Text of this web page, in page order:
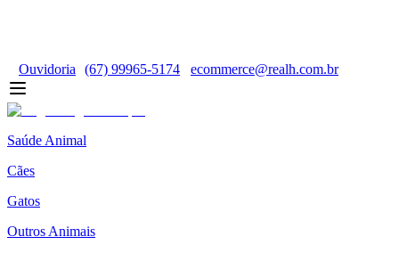
Ouvidoria (67) 99965-5174 ecommerce@realh.com.br
Saúde Animal
Cães
Gatos
Outros Animais